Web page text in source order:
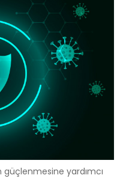
güçlenmesine yardımcı